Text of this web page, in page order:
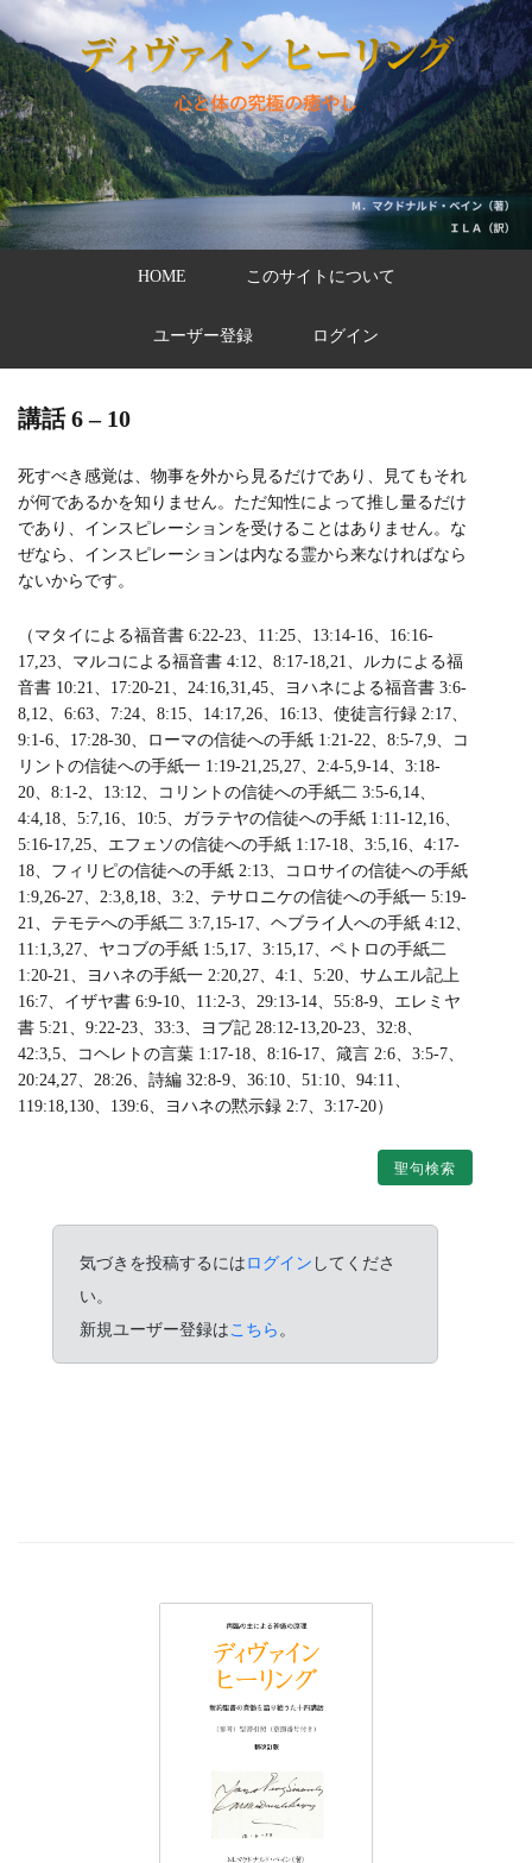
HOME このサイトについて
ユーザー登録 ログイン
講話 6 – 10
死すべき感覚は、物事を外から見るだけであり、見てもそれ
が何であるかを知りません。ただ知性によって推し量るだけ
であり、インスピレーションを受けることはありません。な
ぜなら、インスピレーションは内なる霊から来なければなら
ないからです。
（マタイによる福音書 6:22-23、11:25、13:14-16、16:16-
17,23、マルコによる福音書 4:12、8:17-18,21、ルカによる福
音書 10:21、17:20-21、24:16,31,45、ヨハネによる福音書 3:6-
8,12、6:63、7:24、8:15、14:17,26、16:13、使徒言行録 2:17、
9:1-6、17:28-30、ローマの信徒への手紙 1:21-22、8:5-7,9、コ
リントの信徒への手紙一 1:19-21,25,27、2:4-5,9-14、3:18-
20、8:1-2、13:12、コリントの信徒への手紙二 3:5-6,14、
4:4,18、5:7,16、10:5、ガラテヤの信徒への手紙 1:11-12,16、
5:16-17,25、エフェソの信徒への手紙 1:17-18、3:5,16、4:17-
18、フィリピの信徒への手紙 2:13、コロサイの信徒への手紙
1:9,26-27、2:3,8,18、3:2、テサロニケの信徒への手紙一 5:19-
21、テモテへの手紙二 3:7,15-17、ヘブライ人への手紙 4:12、
11:1,3,27、ヤコブの手紙 1:5,17、3:15,17、ペトロの手紙二
1:20-21、ヨハネの手紙一 2:20,27、4:1、5:20、サムエル記上
16:7、イザヤ書 6:9-10、11:2-3、29:13-14、55:8-9、エレミヤ
書 5:21、9:22-23、33:3、ヨブ記 28:12-13,20-23、32:8、
42:3,5、コヘレトの言葉 1:17-18、8:16-17、箴言 2:6、3:5-7、
20:24,27、28:26、詩編 32:8-9、36:10、51:10、94:11、
119:18,130、139:6、ヨハネの黙示録 2:7、3:17-20）
聖句検索
気づきを投稿するにはログイン してくださ
い。
新規ユーザー登録はこちら 。